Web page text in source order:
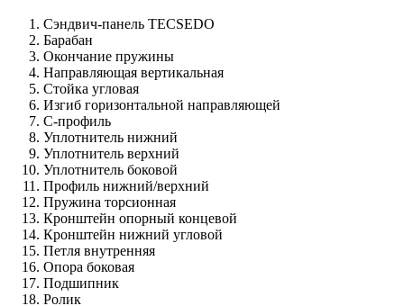
Сэндвич-панель TECSEDO
Барабан
Окончание пружины
Направляющая вертикальная
Стойка угловая
Изгиб горизонтальной направляющей
С-профиль
Уплотнитель нижний
Уплотнитель верхний
Уплотнитель боковой
Профиль нижний/верхний
Пружина торсионная
Кронштейн опорный концевой
Кронштейн нижний угловой
Петля внутренняя
Опора боковая
Подшипник
Ролик